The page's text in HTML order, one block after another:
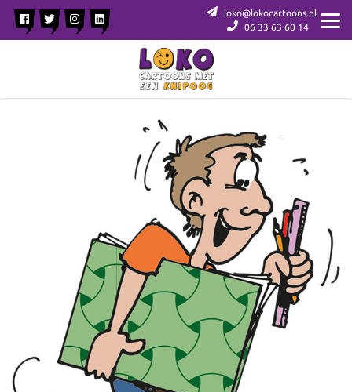
loko@lokocartoons.nl
06 33 63 60 14